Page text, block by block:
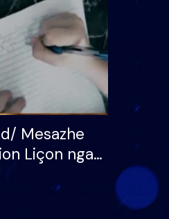
Mesazhe
Liçon nga
meritoj…